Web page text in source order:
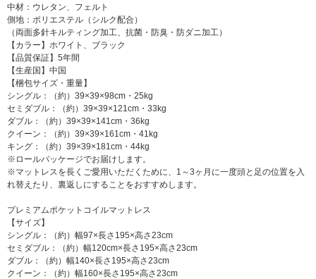
中材：ウレタン、フェルト
側地：ポリエステル（シルク配合）
（両面多針キルティング加工、抗菌・防臭・防ダニ加工）
【カラー】ホワイト、ブラック
【品質保証】5年間
【生産国】中国
【梱包サイズ・重量】
シングル：（約）39×39×98cm・25kg
セミダブル：（約）39×39×121cm・33kg
ダブル：（約）39×39×141cm・36kg
クイーン：（約）39×39×161cm・41kg
キング：（約）39×39×181cm・44kg
※ロールパッケージでお届けします。
※マットレスを長くご愛用いただくために、1～3ヶ月に一度頭と足の位置を入
れ替えたり、裏返しにすることをおすすめします。
プレミアムポケットコイルマットレス
【サイズ】
シングル：（約）幅97×長さ195×高さ23cm
セミダブル：（約）幅120cm×長さ195×高さ23cm
ダブル：（約）幅140×長さ195×高さ23cm
クイーン：（約）幅160×長さ195×高さ23cm